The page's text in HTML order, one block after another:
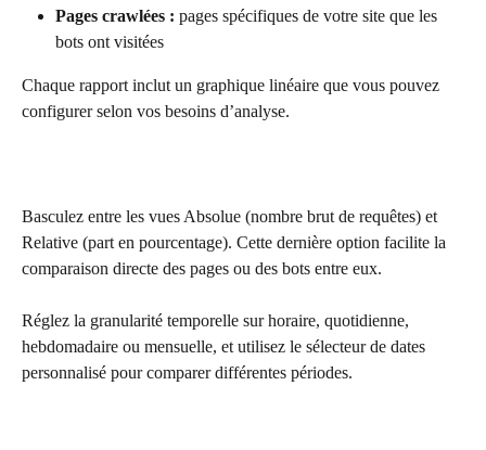
Pages crawlées : pages spécifiques de votre site que les
bots ont visitées
Chaque rapport inclut un graphique linéaire que vous pouvez
configurer selon vos besoins d’analyse.
Basculez entre les vues Absolue (nombre brut de requêtes) et
Relative (part en pourcentage). Cette dernière option facilite la
comparaison directe des pages ou des bots entre eux.
Réglez la granularité temporelle sur horaire, quotidienne,
hebdomadaire ou mensuelle, et utilisez le sélecteur de dates
personnalisé pour comparer différentes périodes.